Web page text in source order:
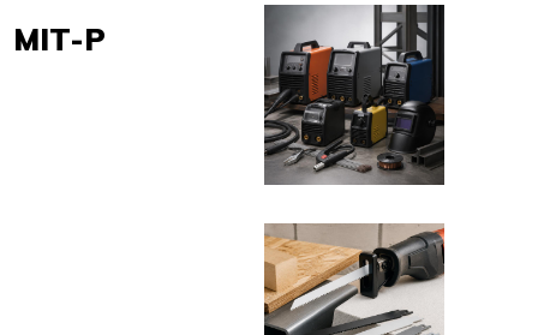
MIT-P